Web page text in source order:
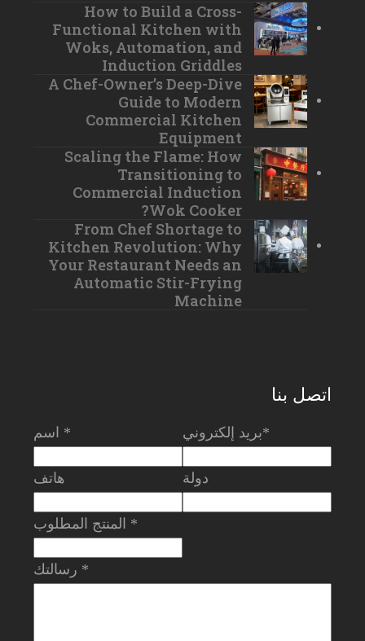
How to Build a Cross-
Functional Kitchen with
Woks, Automation, and
Induction Griddles
A Chef-Owner’s Deep-Dive
Guide to Modern
Commercial Kitchen
Equipment
Scaling the Flame: How
Transitioning to
Commercial Induction
Wok Cooker?
From Chef Shortage to
Kitchen Revolution: Why
Your Restaurant Needs an
Automatic Stir-Frying
Machine
اتصل بنا
اسم * بريد إلكتروني*
هاتف دولة
المنتج المطلوب *
رسالتك *